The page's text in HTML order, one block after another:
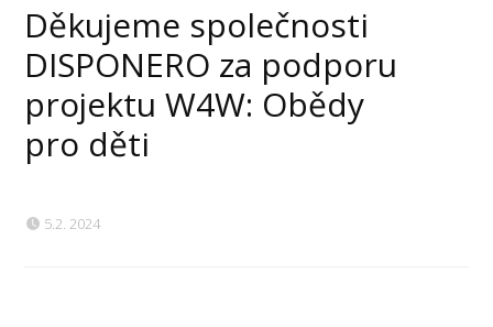
Děkujeme společnosti
DISPONERO za podporu
projektu W4W: Obědy
pro děti
5.2. 2024